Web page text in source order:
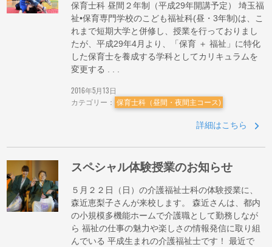
保育士科 昼間２年制（平成29年開講予定） 埼玉福
祉•保育専門学校のこども福祉科(昼・3年制)は、こ
れまで短期大学と併修し、授業を行っておりまし
たが、平成29年4月より、「保育 ＋ 福祉」に特化
した保育士を養成する学科としてカリキュラムを
変更する . . .
2016年5月13日
カテゴリー： 保育士科（昼間・夜間主コース)
詳細はこちら
スペシャル体験授業のお知らせ
５月２２日（日）の介護福祉士科の体験授業に、
森近恵梨子さんが来校します。 森近さんは、都内
の小規模多機能ホームで介護職として勤務しなが
ら 福祉の仕事の魅力や楽しさの情報発信に取り組
んでいる 平成生まれの介護福祉士です！ 最近で